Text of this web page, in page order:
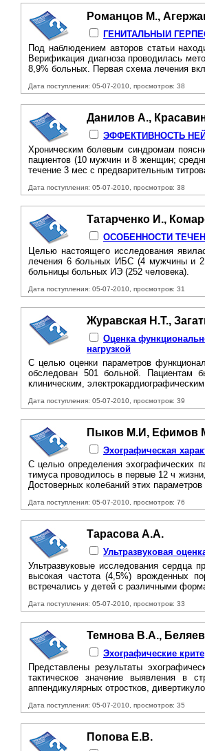
Романцов М.,
ГЕНИТАЛЬНЫИ
Под наблюдением авторов статьи
Верификация диагноза проводилась
8,9% больных. Первая схема лечения
Дата поступления: 05-07-2010, просмотров: 38
Данилов А.,
ЭФФЕКТИВНОСТЬ
Хроническим болевым синдромам
пациентов (10 мужчин и 8 женщин;
течение 3 мес с предварительным
Дата поступления: 05-07-2010, просмотров: 38
Татарченко И.,
ОСОБЕННОСТИ
Целью настоящего исследования
лечения 6 больных ИБС (4 мужчины и 2
больницы больных ИЭ (252 человека).
Дата поступления: 05-07-2010, просмотров: 31
Журавская Н.Т.,
Оценка
нагрузкой
С целью оценки параметров
обследован 501 больной. Пациентам
клиническим,
Дата поступления: 05-07-2010, просмотров: 39
Пыков М.И, Ефимов
Эхографическая
С целью определения эхографических
тимуса проводилось в первые 12 ч
Достоверных колебаний этих
Дата поступления: 05-07-2010, просмотров: 76
Тарасова А.А.
Ультразвуковая
Ультразвуковые исследования сердца
высокая частота (4,5%) врожденных
встречались у детей с различными
Дата поступления: 05-07-2010, просмотров: 33
Темнова В.А.,
Эхографические
Представлены результаты
тактическое значение выявления в
аппендикулярных отростков,
Дата поступления: 05-07-2010, просмотров: 35
Попова Е.В.